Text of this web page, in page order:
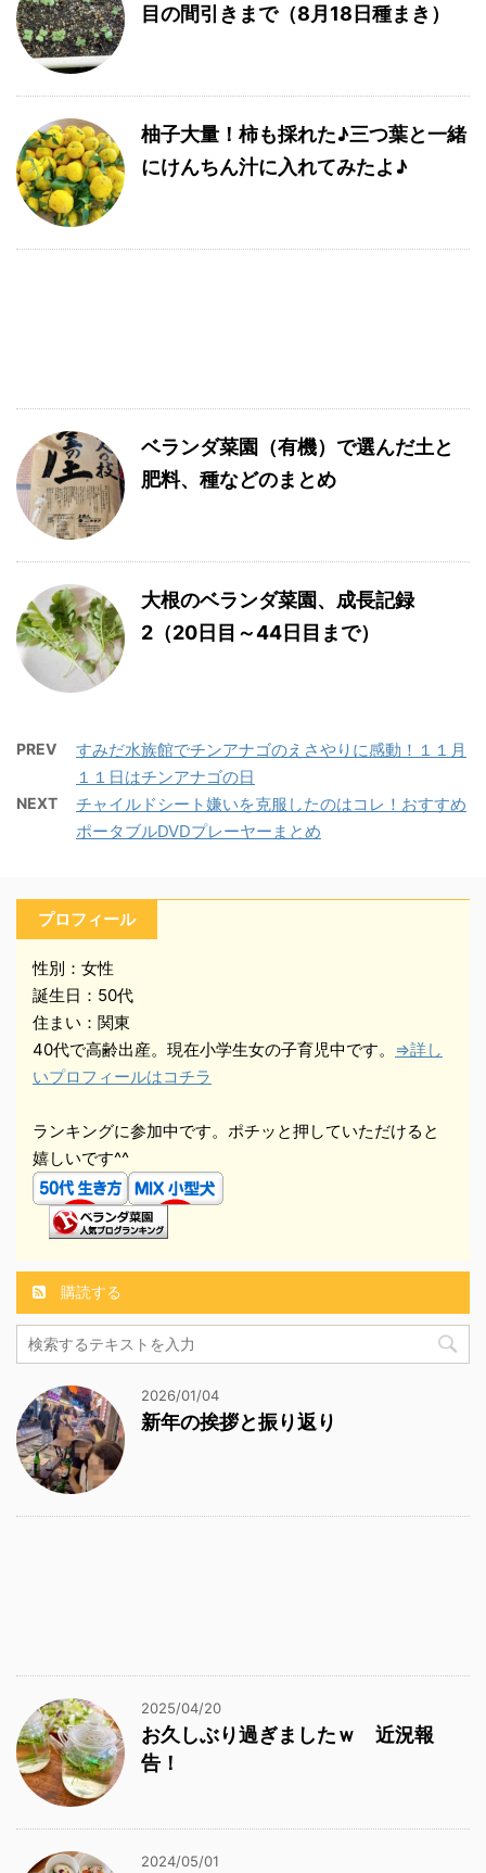
目の間引きまで（8月18日種まき）
柚子大量！柿も採れた♪三つ葉と一緒
にけんちん汁に入れてみたよ♪
ベランダ菜園（有機）で選んだ土と
肥料、種などのまとめ
大根のベランダ菜園、成長記録
2（20日目～44日目まで）
PREV
すみだ水族館でチンアナゴのえさやりに感動！１１月
１１日はチンアナゴの日
NEXT
チャイルドシート嫌いを克服したのはコレ！おすすめ
ポータブルDVDプレーヤーまとめ
プロフィール
性別：女性
誕生日：50代
住まい：関東
40代で高齢出産。現在小学生女の子育児中です。 ⇒詳し
いプロフィールはコチラ
ランキングに参加中です。ポチッと押していただけると
嬉しいです^^
購読する
2026/01/04
新年の挨拶と振り返り
2025/04/20
お久しぶり過ぎましたｗ 近況報
告！
2024/05/01